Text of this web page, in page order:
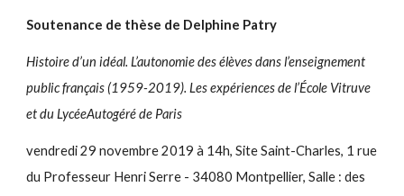
Soutenance de thèse de Delphine Patry
Histoire d’un idéal. L’autonomie des élèves dans l’enseignement
public français (1959-2019). Les expériences de l’École Vitruve
et du LycéeAutogéré de Paris
vendredi 29 novembre 2019 à 14h, Site Saint-Charles, 1 rue
du Professeur Henri Serre - 34080 Montpellier, Salle : des